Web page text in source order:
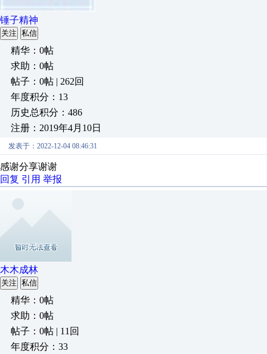
锤子精神
关注 私信
精华：0帖
求助：0帖
帖子：0帖 | 262回
年度积分：13
历史总积分：486
注册：2019年4月10日
发表于：2022-12-04 08:46:31
感谢分享谢谢
回复 引用 举报
木木成林
关注 私信
精华：0帖
求助：0帖
帖子：0帖 | 11回
年度积分：33